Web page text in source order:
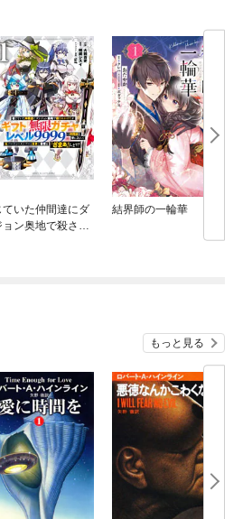
ていた仲間達にダ
ョン奥地で殺され
結界師の一輪華
もっと見る